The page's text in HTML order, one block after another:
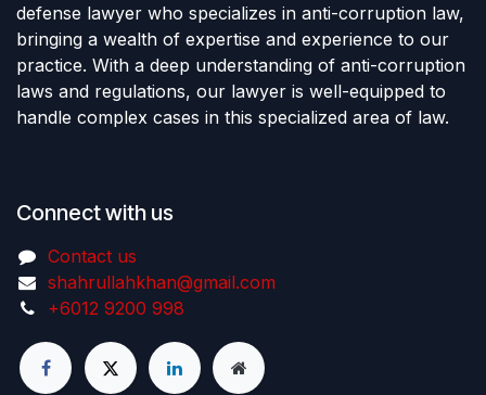
defense lawyer who specializes in anti-corruption law,
bringing a wealth of expertise and experience to our
practice. With a deep understanding of anti-corruption
laws and regulations, our lawyer is well-equipped to
handle complex cases in this specialized area of law.
Connect with us
Contact us
shahrullahkhan@gmail.com
+6012 9200 998